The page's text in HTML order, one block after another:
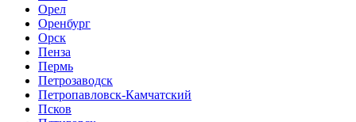
Орел
Оренбург
Орск
Пенза
Пермь
Петрозаводск
Петропавловск-Камчатский
Псков